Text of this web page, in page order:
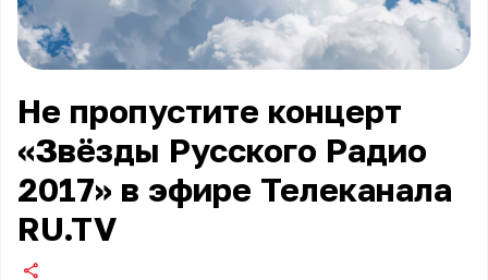
Не пропустите концерт
«Звёзды Русского Радио
2017» в эфире Телеканала
RU.TV